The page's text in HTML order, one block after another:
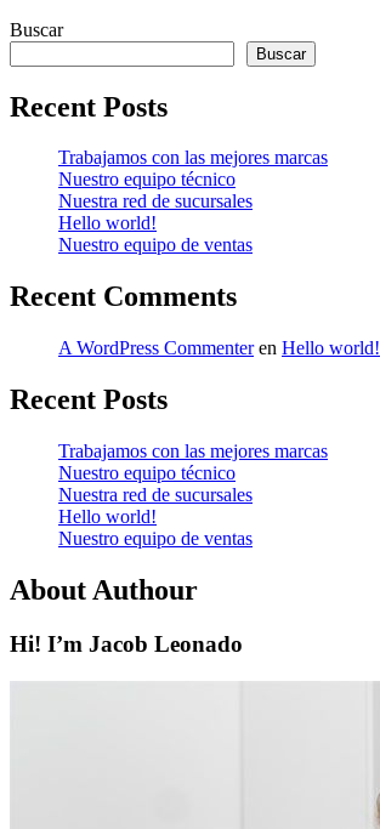
Buscar
Buscar
Recent Posts
Trabajamos con las mejores marcas
Nuestro equipo técnico
Nuestra red de sucursales
Hello world!
Nuestro equipo de ventas
Recent Comments
A WordPress Commenteren Hello world!
Recent Posts
Trabajamos con las mejores marcas
Nuestro equipo técnico
Nuestra red de sucursales
Hello world!
Nuestro equipo de ventas
About Authour
Hi! I’m Jacob Leonado